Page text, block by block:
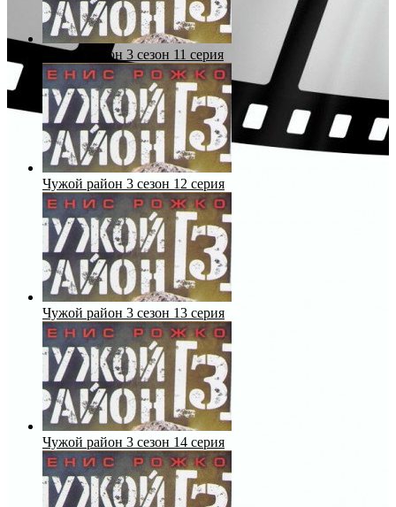
Чужой район 3 сезон 11 серия
Чужой район 3 сезон 12 серия
Чужой район 3 сезон 13 серия
Чужой район 3 сезон 14 серия